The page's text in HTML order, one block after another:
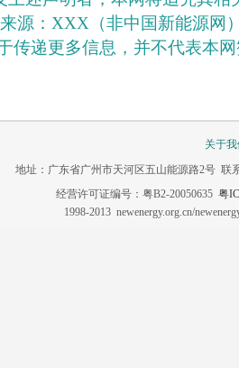
源：XXX（非中国新能源网
传递更多信息，并不代表本
关于
地址：广东省广州市天河区五山能源路2号 联
经营许可证编号：粤B2-20050635 粤
1998-2013 newenergy.org.cn/